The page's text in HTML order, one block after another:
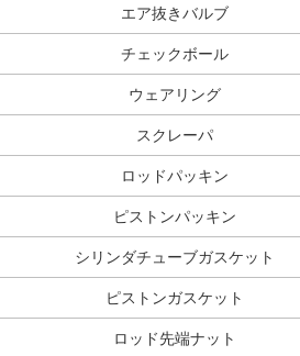
エア抜きバルブ
チェックボール
ウェアリング
スクレーパ
ロッドパッキン
ピストンパッキン
シリンダチューブガスケット
ピストンガスケット
ロッド先端ナット